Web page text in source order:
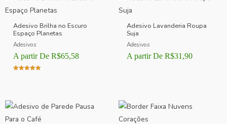
Adesivo Brilha no Escuro
Espaço Planetas
Adesivos
A partir De R$65,58
Adesivo Lavanderia Roupa
Suja
Adesivos
A partir De R$31,90